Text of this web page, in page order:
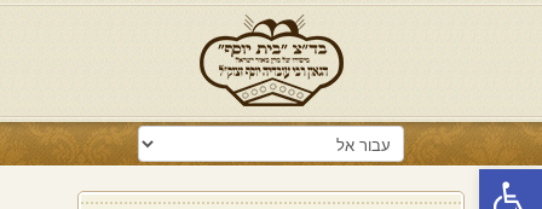
פתח סרגל נגישות